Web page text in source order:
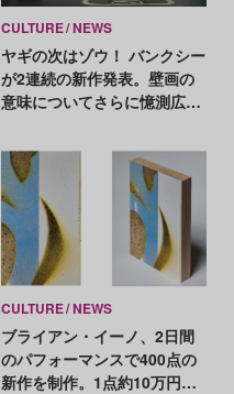
CULTURE NEWS
ヤギの次はゾウ！ バンクシー
が2連続の新作発表。壁画の
意味についてさらに憶測広が
CULTURE NEWS
ブライアン・イーノ、2日間
のパフォーマンスで400点の
新作を制作。1点約10万円で